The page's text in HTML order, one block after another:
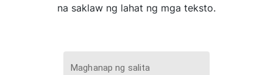
na saklaw ng lahat ng mga teksto.
Maghanap ng salita